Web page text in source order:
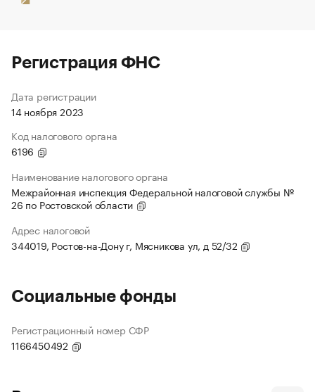
Регистрация ФНС
Дата регистрации
14 ноября 2023
Код налогового органа
6196
Наименование налогового органа
Межрайонная инспекция Федеральной налоговой службы №
26 по Ростовской области
Адрес налоговой
344019, Ростов-на-Дону г, Мясникова ул, д 52/32
Социальные фонды
Регистрационный номер СФР
1166450492